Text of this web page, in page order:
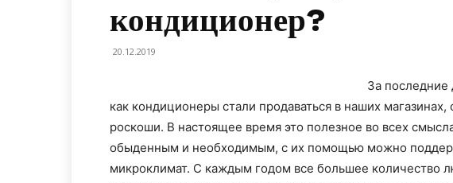
кондиционер?
20.12.2019
За последние
как кондиционеры стали продаваться в наших
роскоши. В настоящее время это полезное во всех
обыденным и необходимым, с их помощью можно
микроклимат. С каждым годом все большее количество